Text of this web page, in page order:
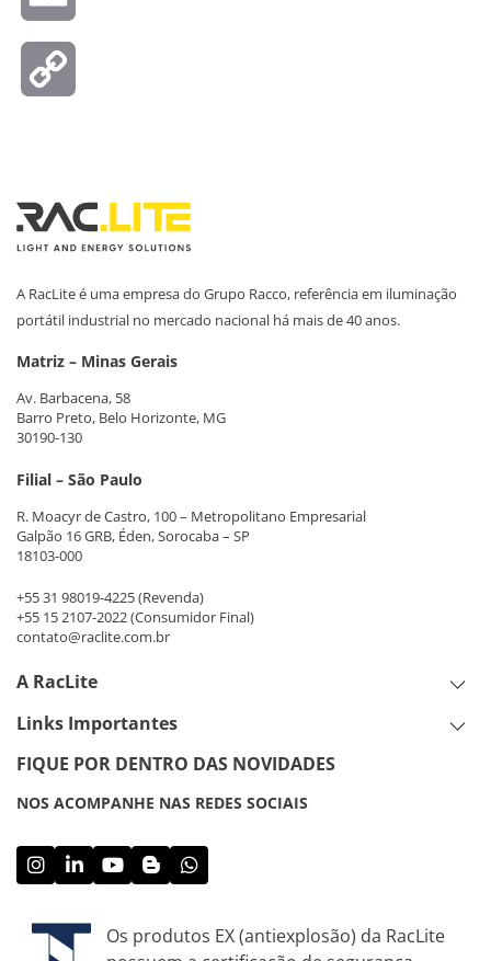
A RacLite é uma empresa do Grupo Racco, referência em iluminação
portátil industrial no mercado nacional há mais de 40 anos.
Matriz – Minas Gerais
Av. Barbacena, 58
Barro Preto, Belo Horizonte, MG
30190-130
Filial – São Paulo
R. Moacyr de Castro, 100 – Metropolitano Empresarial
Galpão 16 GRB, Éden, Sorocaba – SP
18103-000
+55 31 98019-4225(Revenda)
+55 15 2107-2022(Consumidor Final)
contato@raclite.com.br
A RacLite
Links Importantes
FIQUE POR DENTRO DAS NOVIDADES
NOS ACOMPANHE NAS REDES SOCIAIS
Os produtos EX (antiexplosão) da RacLite